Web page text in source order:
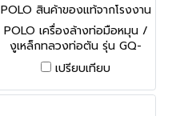
POLO สินค้าของแท้จากโรงงาน
ผู้ผลิต GQ-50S-2
POLO เครื่องล้างท่อมือหมุน /
งูเหล็กทลวงท่อตัน รุ่น GQ-
50S-2 เหมาะกับทำความสะอาด
ท่อขนาด 20 - 75 มม. (3/4
นิ้ว - 3 นิ้ว) ความยาวสาย 6 ม.
เปรียบเทียบ